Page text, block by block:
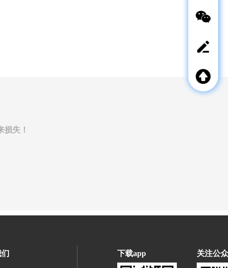
损失！
微信
反馈
返回
询
务
作
请
使
下载app 关注公